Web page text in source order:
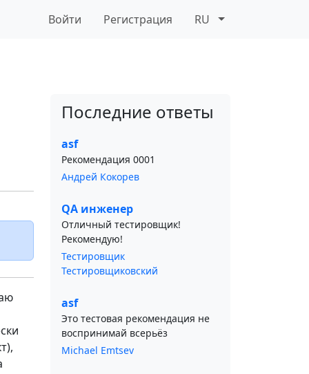
Войти Регистрация RU
Последние ответы
asf
Рекомендация 0001
Андрей Кокорев
QA инженер
Отличный тестировщик!
Рекомендую!
Тестировщик
Тестировщиковский
asf
Это тестовая рекомендация не
воспринимай всерьёз
Michael Emtsev